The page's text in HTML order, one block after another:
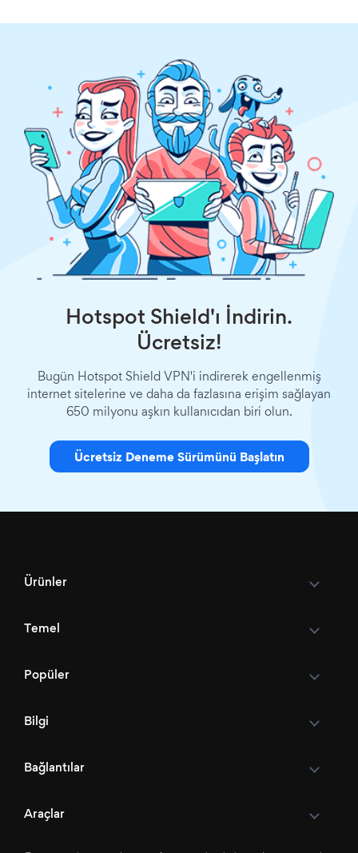
Hotspot Shield'ı İndirin.
Ücretsiz!
Bugün Hotspot Shield VPN'i indirerek engellenmiş
internet sitelerine ve daha da fazlasına erişim sağlayan
650 milyonu aşkın kullanıcıdan biri olun.
Ücretsiz Deneme Sürümünü Başlatın
Ürünler
Temel
Popüler
Bilgi
Bağlantılar
Araçlar